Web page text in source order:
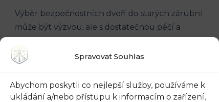
Spravovat Souhlas
Abychom poskytli co nejlepší služby, používáme k
ukládání a/nebo přístupu k informacím o zařízení,
Výběr bezpečnostních dveří do starých zárubní
může být výzvou, ale s dostatečnou péčí a
dveře, které poskytnou ochranu a zároveň
si zaslouží. Nebojte se kombinovat bezpečnostní
prvky s estetickými detaily a vytvořte